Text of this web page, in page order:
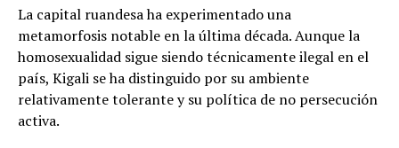
La capital ruandesa ha experimentado una
metamorfosis notable en la última década. Aunque la
homosexualidad sigue siendo técnicamente ilegal en el
país, Kigali se ha distinguido por su ambiente
relativamente tolerante y su política de no persecución
activa.